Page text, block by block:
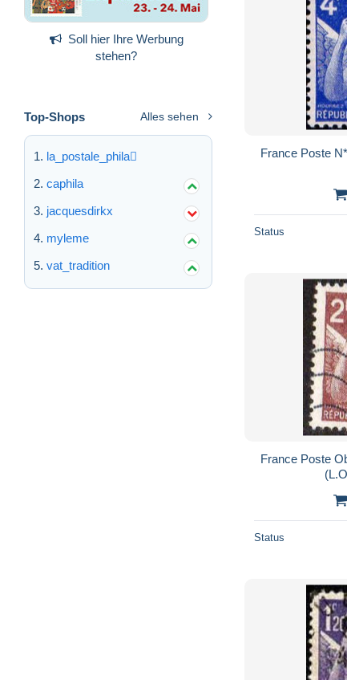
Soll hier Ihre Werbung
stehen?
Top-Shops Alles sehen
la_postale_phila
caphila
jacquesdirkx
myleme
vat_tradition
France Poste
Status
France Poste
Status